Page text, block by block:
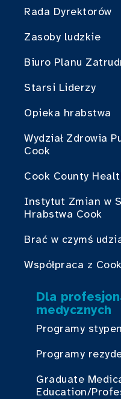
Rada Dyrektorów
Zasoby ludzkie
Biuro Planu
Starsi Liderzy
Opieka hrabstwa
Wydział Zdrowia
Cook
Cook County
Instytut Zmian w
Hrabstwa Cook
Brać w czymś
Współpraca z
Dla
medycznych
Programy
Programy
Graduate
Education/